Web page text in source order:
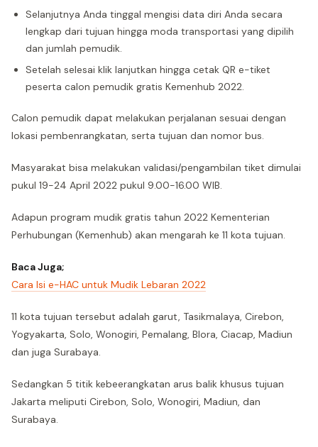
Selanjutnya Anda tinggal mengisi data diri Anda secara
lengkap dari tujuan hingga moda transportasi yang dipilih
dan jumlah pemudik.
Setelah selesai klik lanjutkan hingga cetak QR e-tiket
peserta calon pemudik gratis Kemenhub 2022.
Calon pemudik dapat melakukan perjalanan sesuai dengan
lokasi pembenrangkatan, serta tujuan dan nomor bus.
Masyarakat bisa melakukan validasi/pengambilan tiket dimulai
pukul 19-24 April 2022 pukul 9.00-16.00 WIB.
Adapun program mudik gratis tahun 2022 Kementerian
Perhubungan (Kemenhub) akan mengarah ke 11 kota tujuan.
Baca Juga;
Cara Isi e-HAC untuk Mudik Lebaran 2022
11 kota tujuan tersebut adalah garut, Tasikmalaya, Cirebon,
Yogyakarta, Solo, Wonogiri, Pemalang, Blora, Ciacap, Madiun
dan juga Surabaya.
Sedangkan 5 titik kebeerangkatan arus balik khusus tujuan
Jakarta meliputi Cirebon, Solo, Wonogiri, Madiun, dan
Surabaya.